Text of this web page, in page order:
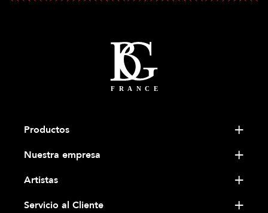
Productos
Nuestra empresa
Artistas
Servicio al Cliente